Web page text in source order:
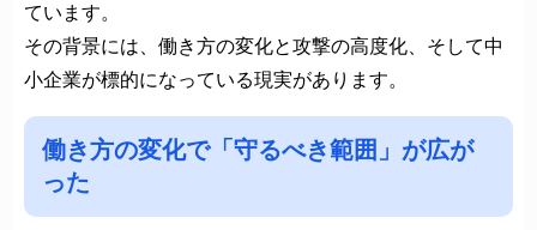
ています。
その背景には、働き方の変化と攻撃の高度化、そして中
小企業が標的になっている現実があります。
働き方の変化で「守るべき範囲」が広が
った